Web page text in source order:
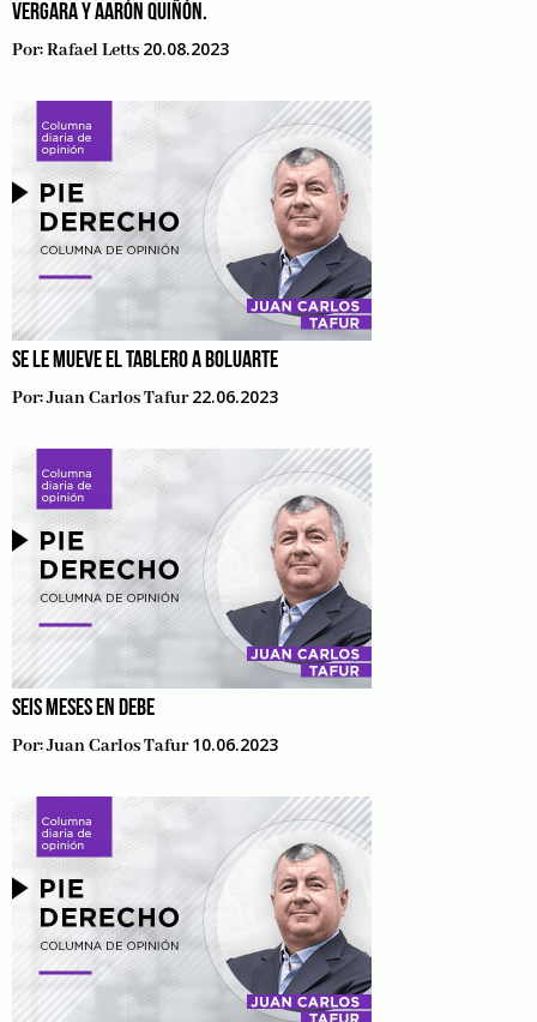
VERGARA Y AARÓN QUIÑÓN.
Por:Rafael Letts 20.08.2023
SE LE MUEVE EL TABLERO A BOLUARTE
Por:Juan Carlos Tafur 22.06.2023
SEIS MESES EN DEBE
Por:Juan Carlos Tafur 10.06.2023